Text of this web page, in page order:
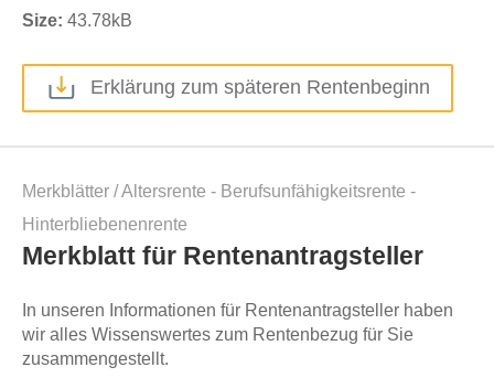
Size: 43.78kB
Erklärung zum späteren Rentenbeginn
Merkblätter /Altersrente - Berufsunfähigkeitsrente -
Hinterbliebenenrente
Merkblatt für Rentenantragsteller
In unseren Informationen für Rentenantragsteller haben
wir alles Wissenswertes zum Rentenbezug für Sie
zusammengestellt.